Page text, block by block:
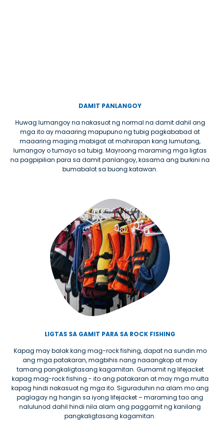
DAMIT PANLANGOY
Huwag lumangoy na nakasuot ng normal na damit dahil ang
mga ito ay maaaring mapupuno ng tubig pagkababad at
maaaring maging mabigat at mahirapan kang lumutang,
lumangoy o tumayo sa tubig. Mayroong maraming mga ligtas
na pagpipilian para sa damit panlangoy, kasama ang burkini na
bumabalot sa buong katawan.
LIGTAS SA GAMIT PARA SA ROCK FISHING
Kapag may balak kang mag-rock fishing, dapat na sundin mo
ang mga patakaran, magbihis nang naaangkop at may
tamang pangkaligtasang kagamitan. Gumamit ng lifejacket
kapag mag-rock fishing - ito ang patakaran at may mga multa
kapag hindi nakasuot ng mga ito. Siguraduhin na alam mo ang
paglagay ng hangin sa iyong lifejacket – maraming tao ang
nalulunod dahil hindi nila alam ang paggamit ng kanilang
pangkaligtasang kagamitan.